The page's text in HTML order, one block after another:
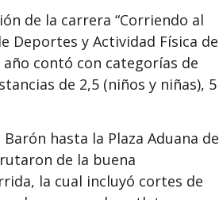
de la carrera “Corriendo al
Deportes y Actividad Física de
contó con categorías de
de 2,5 (niños y niñas), 5
hasta la Plaza Aduana de
de la buena
la cual incluyó cortes de